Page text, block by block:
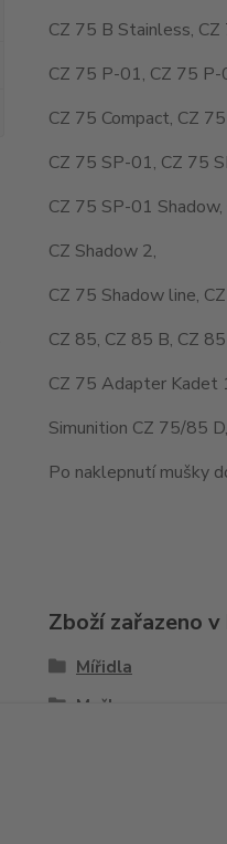
CZ 75 B Stainless,
CZ 75 P-01, CZ 75 P-
CZ 75 Compact, CZ
CZ 75 SP-01, CZ 75
CZ 75 SP-01
CZ Shadow 2,
CZ 75 Shadow line,
CZ 85, CZ 85 B, CZ
CZ 75 Adapter Kadet
Simunition CZ 75/85
Po naklepnutí mušky
Zboží zařazeno
Mířidla
Mušky